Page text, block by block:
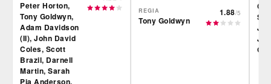
Peter Horton,
Tony Goldwyn,
Adam Davidson
(II), John David
Coles, Scott
Brazil, Darnell
Martin, Sarah
Pia Anderson,
REGIA
Tony Goldwyn
1.88/5